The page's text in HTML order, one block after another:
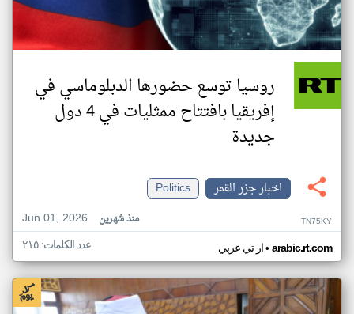
روسيا توسع حضورها الدبلوماسي في
إفريقيا بافتتاح ممثليات في 4 دول
جديدة
اخبار جزر القمر
Politics
Jun 01, 2026
منذ شهرين TN75KY
ار تي عربي• arabic.rt.com عدد الكلمات: ٢١٥